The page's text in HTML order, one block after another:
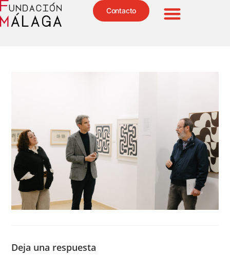
Contacto
Deja una respuesta